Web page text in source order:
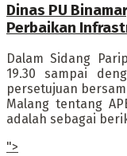
Dinas PU
Perbaikan
Dalam Sidang
19.30 sampai
persetujuan
Malang tentang
adalah sebagai
">